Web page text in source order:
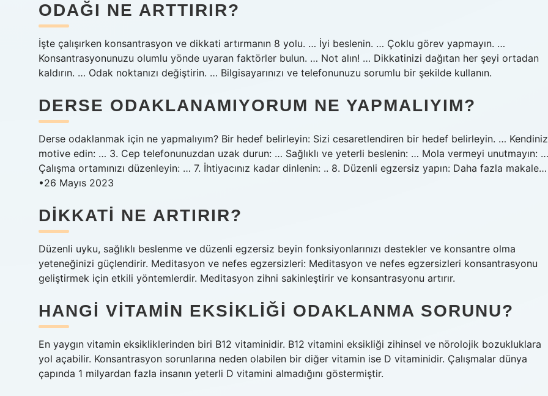
ODAĞI NE ARTTIRIR?
İşte çalışırken konsantrasyon ve dikkati artırmanın 8 yolu. … İyi beslenin. … Çoklu görev yapmayın. …
Konsantrasyonunuzu olumlu yönde uyaran faktörler bulun. … Not alın! … Dikkatinizi dağıtan her şeyi ortadan
kaldırın. … Odak noktanızı değiştirin. … Bilgisayarınızı ve telefonunuzu sorumlu bir şekilde kullanın.
DERSE ODAKLANAMIYORUM NE YAPMALIYIM?
Derse odaklanmak için ne yapmalıyım? Bir hedef belirleyin: Sizi cesaretlendiren bir hedef belirleyin. …
motive edin: … 3. Cep telefonunuzdan uzak durun: … Sağlıklı ve yeterli beslenin: … Mola vermeyi unutmayın: …
Çalışma ortamınızı düzenleyin: … 7. İhtiyacınız kadar dinlenin: .. 8. Düzenli egzersiz yapın: Daha fazla makale…
•26 Mayıs 2023
DIKKATI NE ARTIRIR?
Düzenli uyku, sağlıklı beslenme ve düzenli egzersiz beyin fonksiyonlarınızı destekler ve konsantre olma
yeteneğinizi güçlendirir. Meditasyon ve nefes egzersizleri: Meditasyon ve nefes egzersizleri konsantrasyonu
geliştirmek için etkili yöntemlerdir. Meditasyon zihni sakinleştirir ve konsantrasyonu artırır.
HANGI VITAMIN EKSIKLIĞI ODAKLANMA SORUNU?
En yaygın vitamin eksikliklerinden biri B12 vitaminidir. B12 vitamini eksikliği zihinsel ve nörolojik bozukluklara
yol açabilir. Konsantrasyon sorunlarına neden olabilen bir diğer vitamin ise D vitaminidir. Çalışmalar dünya
çapında 1 milyardan fazla insanın yeterli D vitamini almadığını göstermiştir.